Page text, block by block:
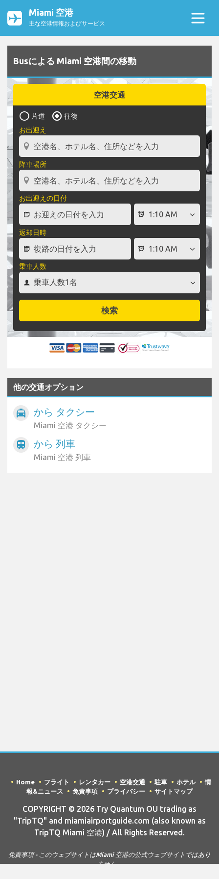
Miami 空港
主な空港情報およびサービス
Busによる Miami 空港間の移動
空港交通
片道
往復
お出迎え
降車場所
お出迎えの日付
返却日時
乗車人数
検索
他の交通オプション
local_taxi から タクシー
Miami 空港 タクシー
train から 列車
Miami 空港 列車
Home フライト レンタカー 空港交通 駐車 ホテル
情
報&ニュース
免責事項 プライバシー サイトマップ
COPYRIGHT © 2026 Try Quantum OU trading as
"TripTQ" and miamiairportguide.com (also known as
TripTQ Miami 空港) / All Rights Reserved.
免責事項 - このウェブサイトはMiami 空港の公式ウェブサイトではあり
ません。